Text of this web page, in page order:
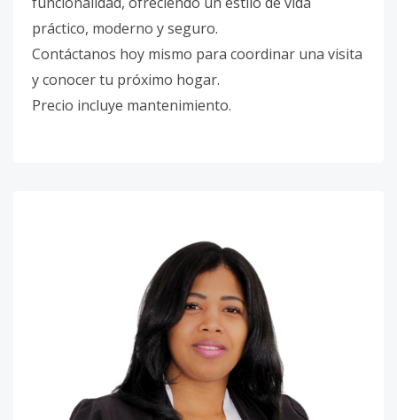
práctico, moderno y seguro.
Contáctanos hoy mismo para coordinar una visita
y conocer tu próximo hogar.
Precio incluye mantenimiento.